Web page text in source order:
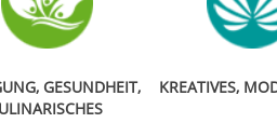
GESUNDHEIT,
KREATIVES,